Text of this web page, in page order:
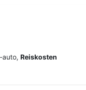
auto, Reiskosten